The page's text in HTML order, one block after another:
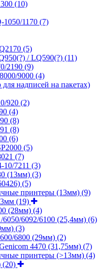
(10)
1170 (7)
(5)
/ LQ590(?) (11)
2190 (9)
9000 (4)
надписей на пакетах)
920 (2)
(4)
(8)
(8)
(6)
(5)
(7)
10/7211 (3)
(13мм) (3)
(5)
принтеры (13мм) (9)
(19)
(28мм) (4)
6050/6092/6100 (25,4мм) (6)
(3)
6800 (29мм) (2)
4470 (31,75мм) (7)
принтеры (>13мм) (4)
(20)